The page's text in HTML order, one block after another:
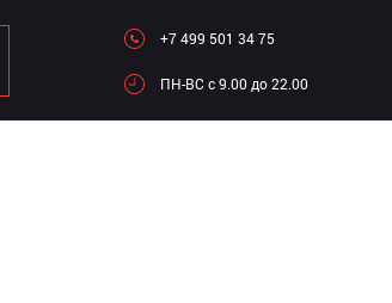
+7 499 501 34 75
ПН-ВC c 9.00 до 22.00